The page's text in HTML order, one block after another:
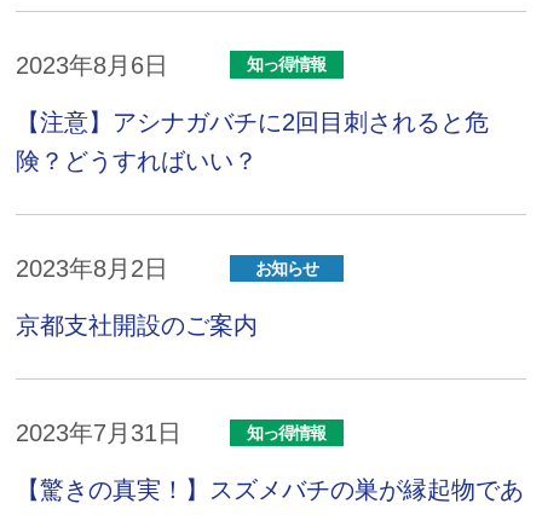
2023年8月6日 知っ得情報
【注意】アシナガバチに2回目刺されると危
険？どうすればいい？
2023年8月2日 お知らせ
京都支社開設のご案内
2023年7月31日 知っ得情報
【驚きの真実！】スズメバチの巣が縁起物であ